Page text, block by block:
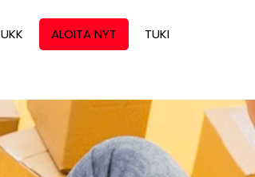
TUKI
ALOITA NYT
UKK